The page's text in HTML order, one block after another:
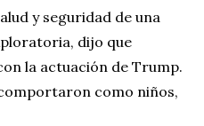
y seguridad de una
dijo que
la actuación de Trump.
como niños,